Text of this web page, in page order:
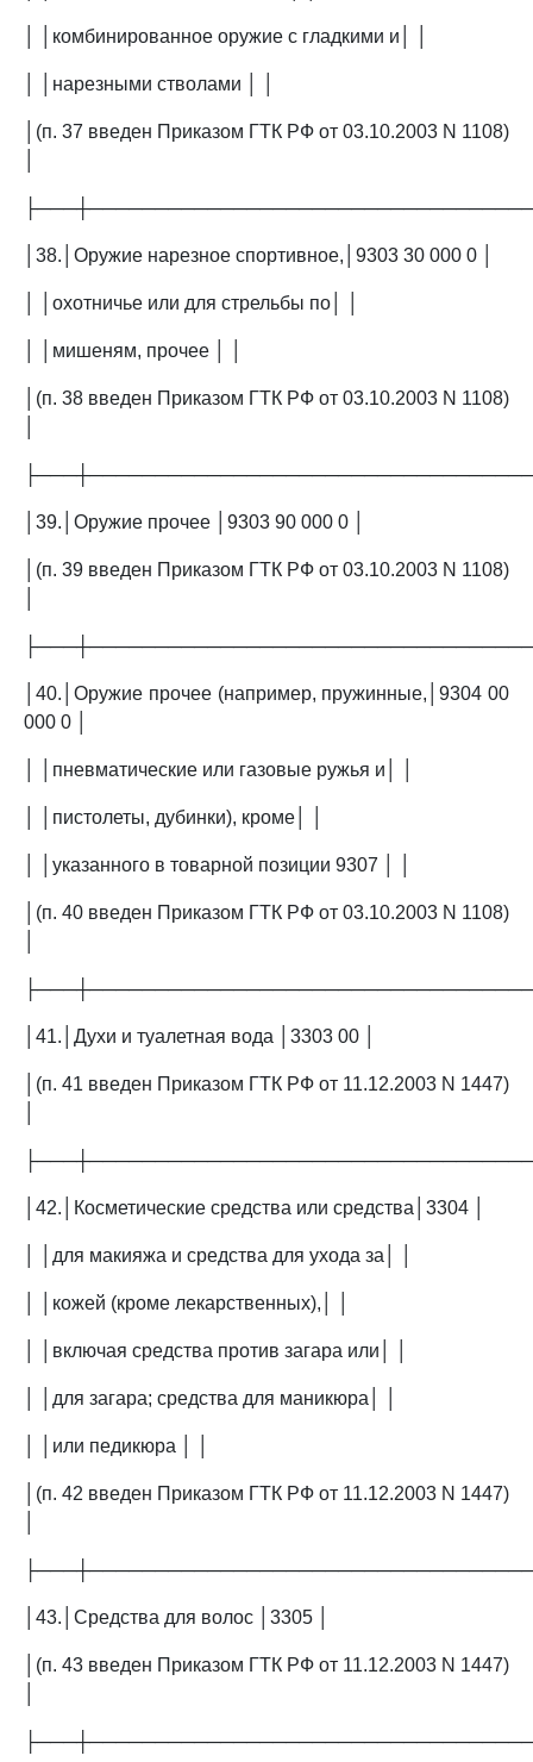
│ │комбинированное оружие с гладкими и│ │
│ │нарезными стволами │ │
│(п. 37 введен Приказом ГТК РФ от 03.10.2003 N 1108)
│38.│Оружие нарезное спортивное,│9303 30 000 0 │
│ │охотничье или для стрельбы по│ │
│ │мишеням, прочее │ │
│(п. 38 введен Приказом ГТК РФ от 03.10.2003 N 1108)
│39.│Оружие прочее │9303 90 000 0 │
│(п. 39 введен Приказом ГТК РФ от 03.10.2003 N 1108)
│40.│Оружие прочее (например, пружинные,│9304 00
000 0 │
│ │пневматические или газовые ружья и│ │
│ │пистолеты, дубинки), кроме│ │
│ │указанного в товарной позиции 9307 │ │
│(п. 40 введен Приказом ГТК РФ от 03.10.2003 N 1108)
│41.│Духи и туалетная вода │3303 00 │
│(п. 41 введен Приказом ГТК РФ от 11.12.2003 N 1447)
│42.│Косметические средства или средства│3304 │
│ │для макияжа и средства для ухода за│ │
│ │кожей (кроме лекарственных),│ │
│ │включая средства против загара или│ │
│ │для загара; средства для маникюра│ │
│ │или педикюра │ │
│(п. 42 введен Приказом ГТК РФ от 11.12.2003 N 1447)
│43.│Средства для волос │3305 │
│(п. 43 введен Приказом ГТК РФ от 11.12.2003 N 1447)